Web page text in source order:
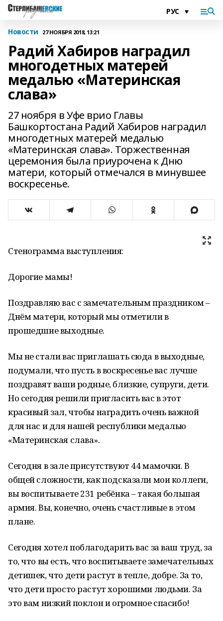
Новости 27 НОЯБРЯ 2018, 13:21
Радий Хабиров наградил
многодетных матерей
медалью «Материнская
слава»
27 ноября в Уфе врио Главы
Башкортостана Радий Хабиров наградил
многодетных матерей медалью
«Материнская слава». Торжественная
церемония была приурочена к Дню
матери, который отмечался в минувшее
воскресенье.
Стенограмма выступления:
Дорогие мамы!
Поздравляю вас с замечательным праздником –
Днём матери, который мы отметили в
прошедшие выходные.
Мы не стали вас приглашать сюда в выходные,
подумали, что пусть в воскресенье вас лучше
поздравят ваши родные, близкие, супруги, дети.
Но сегодня решили пригласить вас в этот
красивый зал, чтобы наградить очень важной
для нас и для нашей республики медалью
«Материнская слава».
Сегодня в зале присутствуют 44 мамочки. В
общей сложности, как подсказали мои коллеги,
вы воспитываете 231 ребёнка – такая большая
армия. Вы, конечно, очень счастливые в этом
плане.
Сегодня хотел поблагодарить вас за ваш труд, за
то, что вы есть, что воспитываете замечательных
детишек, что дети растут в тепле, добре. За то,
что дети просто растут хорошими людьми. За
это вам низкий поклон и огромное спасибо!